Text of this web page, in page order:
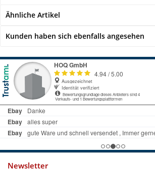
Ähnliche Artikel
Kunden haben sich ebenfalls angesehen
Newsletter